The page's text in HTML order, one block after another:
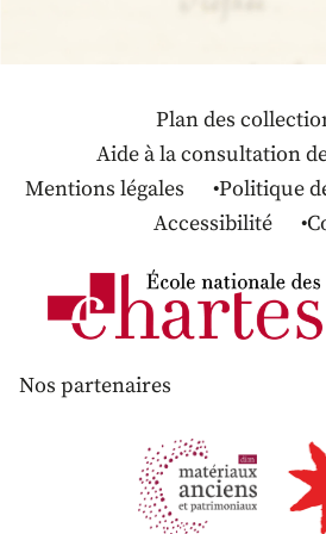
Plan des
Aide à la consultation
Mentions légales
Politique
Accessibilité
Nos partenaires